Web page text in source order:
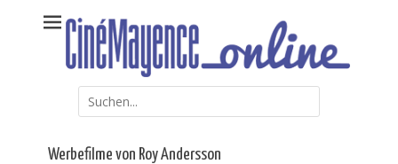
CinéMayence online
Kommunales Kino Mainz – online erweitert
Suche
nach:
Werbefilme von Roy Andersson